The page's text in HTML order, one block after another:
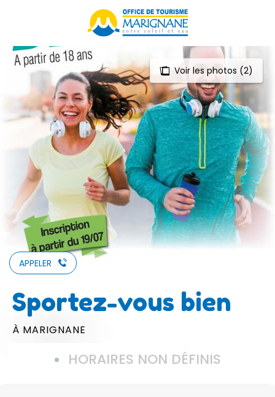
principal
Voir les photos (2)
APPELER
Sportez-vous bien
À MARIGNANE
HORAIRES NON DÉFINIS